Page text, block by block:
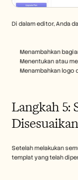
Di dalam editor, Anda
Menambahkan
Menentukan atau
Menambahkan logo
Langkah 5:
Disesuaikan
Setelah melakukan
templat yang telah